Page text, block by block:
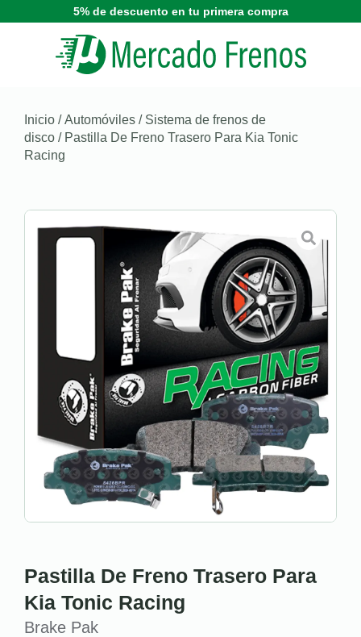
5% de descuento en tu primera compra
Inicio /Automóviles / Sistema de frenos de
disco / Pastilla De Freno Trasero Para Kia Tonic
Racing
Pastilla De Freno Trasero Para
Kia Tonic Racing
Brake Pak